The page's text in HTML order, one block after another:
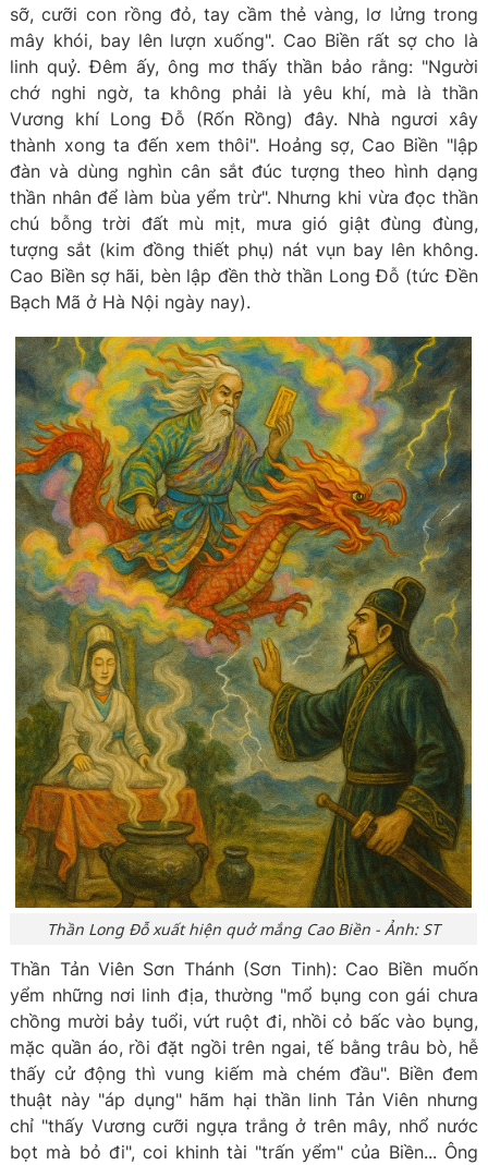
sỡ, cưỡi con rồng đỏ, tay cầm thẻ vàng, lơ lửng trong
mây khói, bay lên lượn xuống". Cao Biền rất sợ cho là
linh quỷ. Đêm ấy, ông mơ thấy thần bảo rằng: "Người
chớ nghi ngờ, ta không phải là yêu khí, mà là thần
Vương khí Long Đỗ (Rốn Rồng) đây. Nhà ngươi xây
thành xong ta đến xem thôi". Hoảng sợ, Cao Biền "lập
đàn và dùng nghìn cân sắt đúc tượng theo hình dạng
thần nhân để làm bùa yểm trừ". Nhưng khi vừa đọc thần
chú bỗng trời đất mù mịt, mưa gió giật đùng đùng,
tượng sắt (kim đồng thiết phụ) nát vụn bay lên không.
Cao Biền sợ hãi, bèn lập đền thờ thần Long Đỗ (tức Đền
Bạch Mã ở Hà Nội ngày nay).
Thần Long Đỗ xuất hiện quở mắng Cao Biền - Ảnh: ST
Thần Tản Viên Sơn Thánh (Sơn Tinh): Cao Biền muốn
yểm những nơi linh địa, thường "mổ bụng con gái chưa
chồng mười bảy tuổi, vứt ruột đi, nhồi cỏ bấc vào bụng,
mặc quần áo, rồi đặt ngồi trên ngai, tế bằng trâu bò, hễ
thấy cử động thì vung kiếm mà chém đầu". Biền đem
thuật này "áp dụng" hãm hại thần linh Tản Viên nhưng
chỉ "thấy Vương cưỡi ngựa trắng ở trên mây, nhổ nước
bọt mà bỏ đi", coi khinh tài "trấn yểm" của Biền... Ông